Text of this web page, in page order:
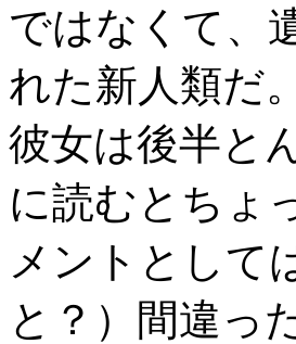
ではなくて、
れた新人類だ
彼女は後半と
に読むとちょ
メントとして
と？）間違っ